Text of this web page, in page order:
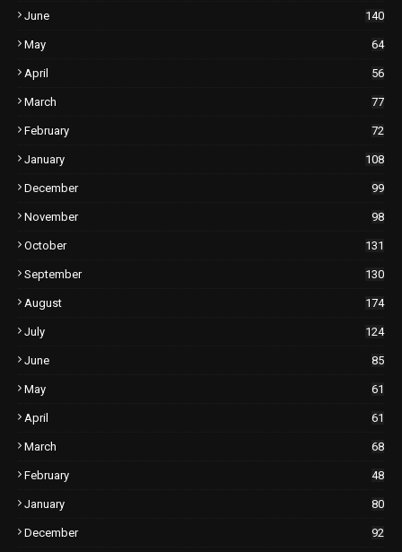
June 140
May 64
April 56
March 77
February 72
January 108
December 99
November 98
October 131
September 130
August 174
July 124
June 85
May 61
April 61
March 68
February 48
January 80
December 92